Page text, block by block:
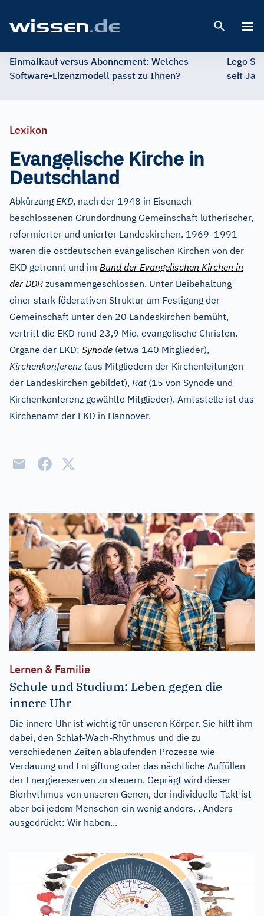
Einmalkauf versus Abonnement: Welches
Software-Lizenzmodell passt zu Ihnen?
Lego
seit
Lexikon
Evangẹlische Kirche in
Deutschland
Abkürzung EKD, nach der 1948 in Eisenach
beschlossenen Grundordnung Gemeinschaft lutherischer,
reformierter und unierter Landeskirchen. 1969–1991
waren die ostdeutschen evangelischen Kirchen von der
EKD getrennt und im Bund der Evangelischen Kirchen in
der DDR zusammengeschlossen. Unter Beibehaltung
einer stark föderativen Struktur um Festigung der
Gemeinschaft unter den 20 Landeskirchen bemüht,
vertritt die EKD rund 23,9 Mio. evangelische Christen.
Organe der EKD: Synode (etwa 140 Mitglieder),
Kirchenkonferenz(aus Mitgliedern der Kirchenleitungen
der Landeskirchen gebildet), Rat(15 von Synode und
Kirchenkonferenz gewählte Mitglieder). Amtsstelle ist das
Kirchenamt der EKD in Hannover.
Lernen & Familie
Schule und Studium: Leben gegen die
innere Uhr
Die innere Uhr ist wichtig für unseren Körper. Sie hilft ihm
dabei, den Schlaf-Wach-Rhythmus und die zu
verschiedenen Zeiten ablaufenden Prozesse wie
Verdauung und Entgiftung oder das nächtliche Auffüllen
der Energiereserven zu steuern. Geprägt wird dieser
Biorhythmus von unseren Genen, der individuelle Takt ist
aber bei jedem Menschen ein wenig anders. . Anders
ausgedrückt: Wir haben...